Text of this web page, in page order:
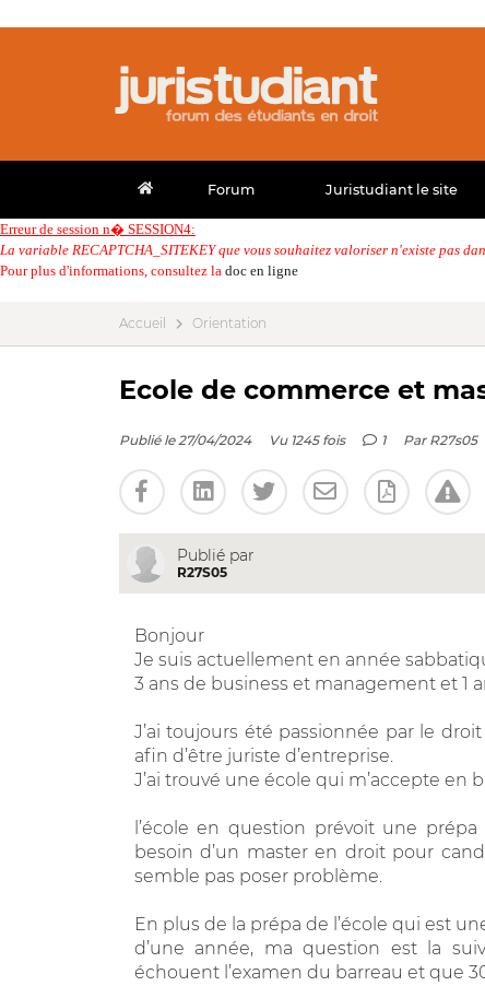
Forum Juristudiant le site
Erreur de session n� SESSION4:
La variable RECAPTCHA_SITEKEY que vous souhaitez valoriser n'existe pas
Pour plus d'informations, consultez la doc en ligne
Accueil Orientation
Ecole de commerce et
Publié le 27/04/2024 Vu 1245 fois 1 Par R27s05
Publié par
R27S05
Bonjour
Je suis actuellement en année
3 ans de business et management et 1
J’ai toujours été passionnée par le
afin d’être juriste d’entreprise.
J’ai trouvé une école qui m’accepte en
l’école en question prévoit une
besoin d’un master en droit pour
semble pas poser problème.
En plus de la prépa de l’école qui est
d’une année, ma question est la
échouent l’examen du barreau et que